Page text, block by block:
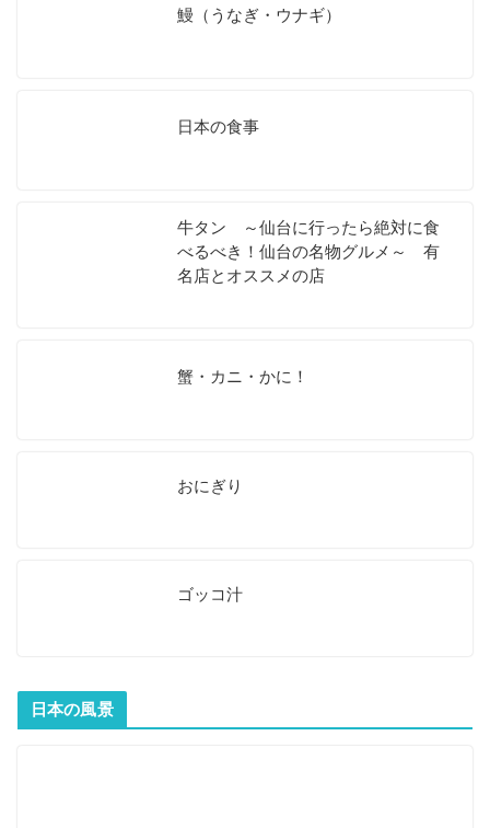
鰻（うなぎ・ウナギ）
日本の食事
牛タン ～仙台に行ったら絶対に食
べるべき！仙台の名物グルメ～ 有
名店とオススメの店
蟹・カニ・かに！
おにぎり
ゴッコ汁
日本の風景